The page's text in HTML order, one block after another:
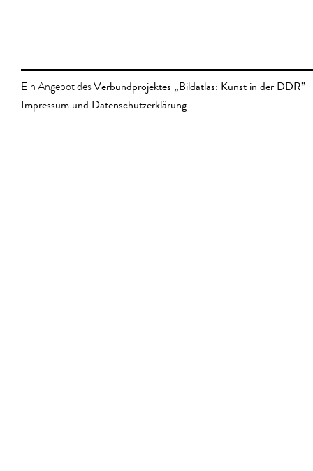
Ein Angebot desVerbundprojektes „Bildatlas: Kunst in der DDR”
Impressum und Datenschutzerklärung